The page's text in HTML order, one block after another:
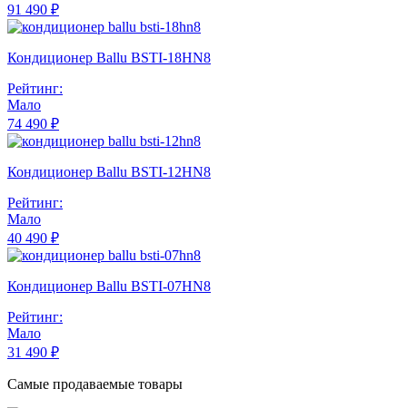
91 490 ₽
Кондиционер Ballu BSTI-18HN8
Рейтинг:
Мало
74 490 ₽
Кондиционер Ballu BSTI-12HN8
Рейтинг:
Мало
40 490 ₽
Кондиционер Ballu BSTI-07HN8
Рейтинг:
Мало
31 490 ₽
Самые продаваемые товары